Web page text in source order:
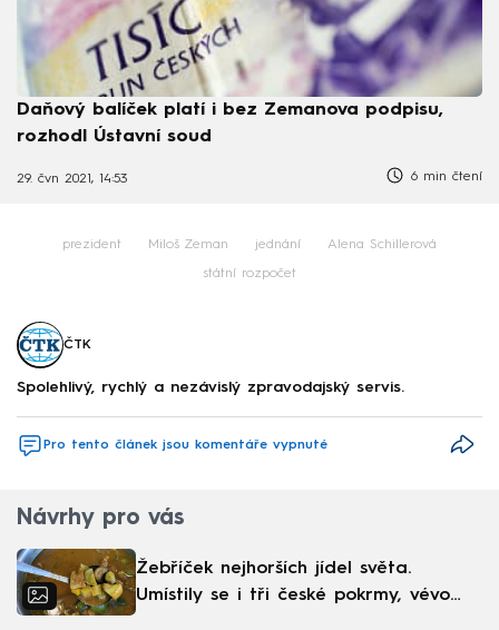
Daňový balíček platí i bez Zemanova podpisu,
rozhodl Ústavní soud
29. čvn 2021, 14:53 6 min čtení
prezident Miloš Zeman jednání Alena Schillerová
státní rozpočet
ČTK
Spolehlivý, rychlý a nezávislý zpravodajský servis.
Pro tento článek jsou komentáře vypnuté
Návrhy pro vás
Žebříček nejhorších jídel světa.
Umístily se i tři české pokrmy, vévodí